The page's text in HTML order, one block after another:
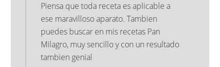
Piensa que toda receta es aplicable a
ese maravilloso aparato. Tambien
puedes buscar en mis recetas Pan
Milagro, muy sencillo y con un resultado
tambien genial